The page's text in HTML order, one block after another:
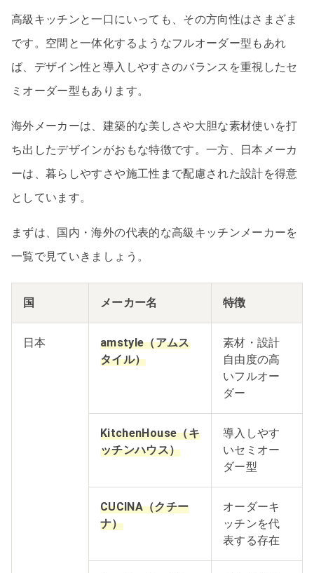
高級キッチンと一口にいっても、その方向性はさまざま
です。空間と一体化するようなフルオーダー型もあれ
ば、デザイン性と導入しやすさのバランスを重視したセ
ミオーダー型もあります。
海外メーカーは、建築的な美しさや大胆な素材使いを打
ち出したデザインがおもな特徴です。一方、日本メーカ
ーは、暮らしやすさや施工性まで配慮された設計を得意
としています。
まずは、国内・海外の代表的な高級キッチンメーカーを
一覧で見ていきましょう。
国 メーカー名 特徴
日本
amstyle（アムス
タイル）
素材・設計
自由度の高
いフルオー
ダー
KitchenHouse（キ
ッチンハウス）
導入しやす
いセミオー
ダー型
CUCINA（クチー
ナ）
オーダーキ
ッチンを代
表する存在